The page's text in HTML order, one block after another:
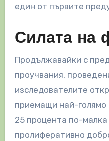
един от първите
Силата на
Продължавайки с
проучвания,
изследователите
приемащи най-голямо
25 процента по-
пролиферативно